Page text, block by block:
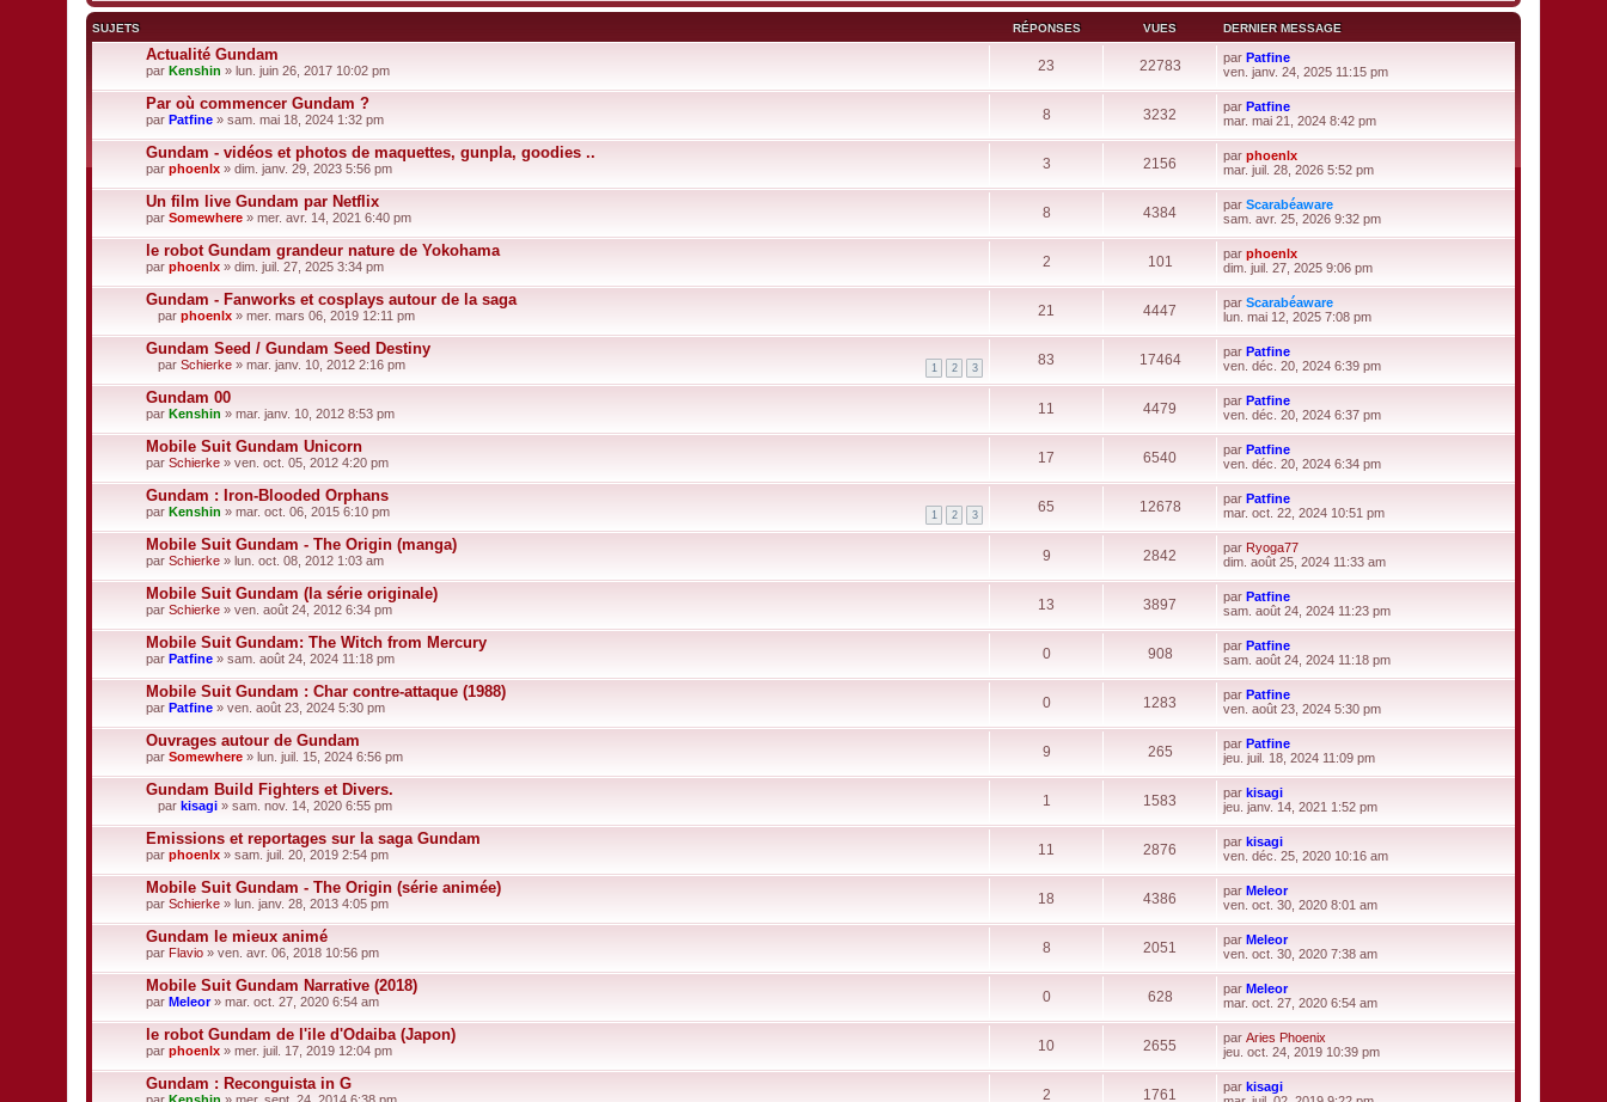
i
r
l
d
e
r
i
e
m
s
a
g
SUJETS RÉPONSES VUES DERNIER MESSAGE
Actualité Gundam
par Kenshin » lun. juin 26, 2017 10:02 pm 23 22783 par Patfine
V
l
e
e
i
e
r
e
s
s
a
e
ven. janv. 24, 2025 11:15 pm
Par où commencer Gundam ?
par Patfine » sam. mai 18, 2024 1:32 pm 8 3232 par Patfine
V
l
e
d
e
i
e
r
m
e
s
a
e
mar. mai 21, 2024 8:42 pm
Gundam - vidéos et photos de maquettes, gunpla, goodies ..
par phoenlx » dim. janv. 29, 2023 5:56 pm 3 2156 par phoenlx
V
r
l
e
e
i
e
r
e
s
a
e
mar. juil. 28, 2026 5:52 pm
Un film live Gundam par Netflix
par Somewhere » mer. avr. 14, 2021 6:40 pm 8 4384 par Scarabéaware
V
l
e
e
i
e
r
e
s
a
e
sam. avr. 25, 2026 9:32 pm
le robot Gundam grandeur nature de Yokohama
par phoenlx » dim. juil. 27, 2025 3:34 pm 2 101 par phoenlx
V
r
l
e
e
i
e
r
e
s
a
e
dim. juil. 27, 2025 9:06 pm
Gundam - Fanworks et cosplays autour de la saga
F
i
c
h
i
e
r
s
)
j
o
i
n
t
(
s
par phoenlx » mer. mars 06, 2019 12:11 pm 21 4447 par Scarabéaware
V
o
l
e
e
i
e
r
e
s
a
e
lun. mai 12, 2025 7:08 pm
Gundam Seed / Gundam Seed Destiny
1 2 3
F
i
c
h
i
e
r
s
)
j
o
i
n
t
(
s
par Schierke » mar. janv. 10, 2012 2:16 pm 83 17464 par Patfine
V
l
e
e
i
e
r
e
s
a
e
ven. déc. 20, 2024 6:39 pm
Gundam 00
par Kenshin » mar. janv. 10, 2012 8:53 pm 11 4479 par Patfine
V
l
e
e
i
e
r
e
s
a
e
ven. déc. 20, 2024 6:37 pm
Mobile Suit Gundam Unicorn
par Schierke » ven. oct. 05, 2012 4:20 pm 17 6540 par Patfine
V
l
e
e
i
e
r
e
s
a
e
ven. déc. 20, 2024 6:34 pm
Gundam : Iron-Blooded Orphans
1 2 3
par Kenshin » mar. oct. 06, 2015 6:10 pm 65 12678 par Patfine
V
l
e
e
i
e
r
e
s
a
e
mar. oct. 22, 2024 10:51 pm
Mobile Suit Gundam - The Origin (manga)
par Schierke » lun. oct. 08, 2012 1:03 am 9 2842 par Ryoga77
V
l
e
e
i
e
r
e
s
a
e
dim. août 25, 2024 11:33 am
Mobile Suit Gundam (la série originale)
par Schierke » ven. août 24, 2012 6:34 pm 13 3897 par Patfine
V
l
e
e
i
e
r
e
s
a
e
sam. août 24, 2024 11:23 pm
Mobile Suit Gundam: The Witch from Mercury
par Patfine » sam. août 24, 2024 11:18 pm 0 908 par Patfine
V
l
e
e
i
e
r
e
s
a
e
sam. août 24, 2024 11:18 pm
Mobile Suit Gundam : Char contre-attaque (1988)
par Patfine » ven. août 23, 2024 5:30 pm 0 1283 par Patfine
V
l
e
e
i
e
r
e
s
a
e
ven. août 23, 2024 5:30 pm
Ouvrages autour de Gundam
par Somewhere » lun. juil. 15, 2024 6:56 pm 9 265 par Patfine
V
l
e
e
i
e
r
e
s
a
e
jeu. juil. 18, 2024 11:09 pm
Gundam Build Fighters et Divers.
F
i
c
h
i
e
r
s
)
j
o
i
n
t
(
s
par kisagi » sam. nov. 14, 2020 6:55 pm 1 1583 par kisagi
V
e
e
i
e
r
e
s
s
a
e
jeu. janv. 14, 2021 1:52 pm
Emissions et reportages sur la saga Gundam
par phoenlx » sam. juil. 20, 2019 2:54 pm 11 2876 par kisagi
V
l
e
e
i
e
r
m
e
s
a
ven. déc. 25, 2020 10:16 am
Mobile Suit Gundam - The Origin (série animée)
par Schierke » lun. janv. 28, 2013 4:05 pm 18 4386 par Meleor
V
l
e
e
i
e
r
ven. oct. 30, 2020 8:01 am
Gundam le mieux animé
par Flavio » ven. avr. 06, 2018 10:56 pm 8 2051 par Meleor
V
l
e
d
e
i
ven. oct. 30, 2020 7:38 am
Mobile Suit Gundam Narrative (2018)
par Meleor» mar. oct. 27, 2020 6:54 am 0 628 par Meleor
V
r
l
e
mar. oct. 27, 2020 6:54 am
le robot Gundam de l'ile d'Odaiba (Japon)
par phoenlx » mer. juil. 17, 2019 12:04 pm 10 2655 par Aries Phoenix
V
jeu. oct. 24, 2019 10:39 pm
Gundam : Reconguista in G
2 1761 par kisagi
V